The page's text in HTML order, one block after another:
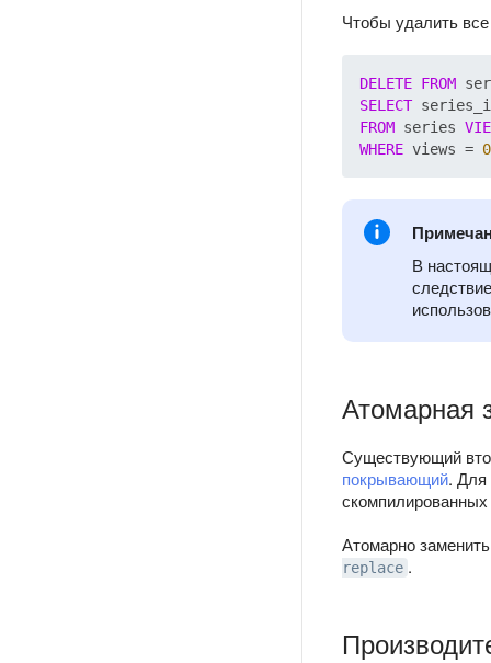
Чтобы удалить
DELETE FROM
SELECT
FROM series
WHERE views = 0
В
Атомарная
Существующий
покрывающий. Для
скомпилированных
Атомарно
replace .